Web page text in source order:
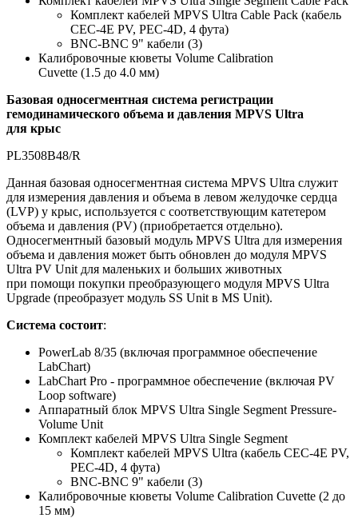
Комплект кабелей MPVS Ultra Cable Pack (кабель
CEC-4E PV, PEC-4D, 4 фута)
BNC-BNC 9" кабели (3)
Калибровочные кюветы Volume Calibration
Cuvette (1.5 до 4.0 мм)
Базовая односегментная система регистрации
гемодинамического объема и давления MPVS Ultra
для крыс
PL3508B48/R
Данная базовая односегментная система MPVS Ultra служит
для измерения давления и объема в левом желудочке сердца
(LVP) у крыс, используется с соответствующим катетером
объема и давления (PV) (приобретается отдельно).
Односегментный базовый модуль MPVS Ultra для измерения
объема и давления может быть обновлен до модуля MPVS
Ultra PV Unit для маленьких и больших животных
при помощи покупки преобразующего модуля MPVS Ultra
Upgrade (преобразует модуль SS Unit в MS Unit).
Система состоит:
PowerLab 8/35 (включая программное обеспечение
LabChart)
LabChart Pro - программное обеспечение (включая PV
Loop software)
Аппаратный блок MPVS Ultra Single Segment Pressure-
Volume Unit
Комплект кабелей MPVS Ultra Single Segment
Комплект кабелей MPVS Ultra (кабель CEC-4E PV,
PEC-4D, 4 фута)
BNC-BNC 9" кабели (3)
Калибровочные кюветы Volume Calibration Cuvette (2 до
15 мм)